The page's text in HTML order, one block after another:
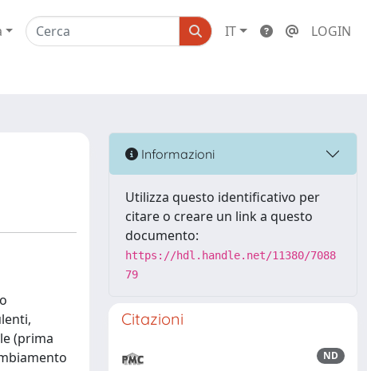
IT LOGIN
(prima
Informazioni
Utilizza questo identificativo per
citare o creare un link a questo
documento:
https://hdl.handle.net/11380/7088
79
Citazioni
ND